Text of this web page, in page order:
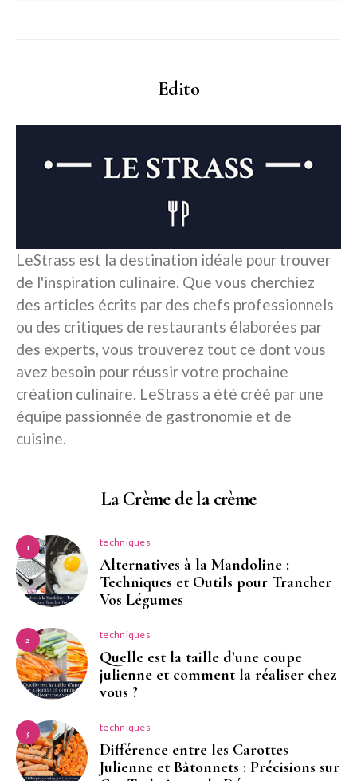
Edito
LeStrass est la destination idéale pour trouver
de l'inspiration culinaire. Que vous cherchiez
des articles écrits par des chefs professionnels
ou des critiques de restaurants élaborées par
des experts, vous trouverez tout ce dont vous
avez besoin pour réussir votre prochaine
création culinaire. LeStrass a été créé par une
équipe passionnée de gastronomie et de
cuisine.
La Crème de la crème
1 techniques
Alternatives à la Mandoline :
Techniques et Outils pour Trancher
Vos Légumes
2 techniques
Quelle est la taille d’une coupe
julienne et comment la réaliser chez
vous ?
3 techniques
Différence entre les Carottes
Julienne et Bâtonnets : Précisions sur